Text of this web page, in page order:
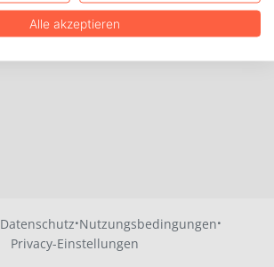
Datenschutz·Nutzungsbedingungen·
Privacy-Einstellungen
Alle akzeptieren